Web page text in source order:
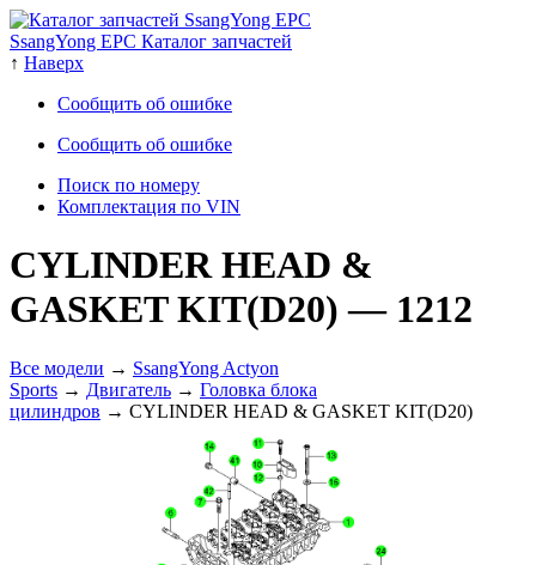
SsangYong EPC Каталог запчастей
↑ Наверх
Сообщить об ошибке
Сообщить об ошибке
Поиск по номеру
Комплектация по VIN
CYLINDER HEAD &
GASKET KIT(D20)— 1212
Все модели → SsangYong Actyon
Sports → Двигатель → Головка блока
цилиндров → CYLINDER HEAD & GASKET KIT(D20)